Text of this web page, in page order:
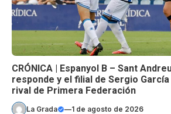
CRÓNICA | Espanyol B – Sant
responde y el filial de Sergio
rival de Primera Federación
La Grada —1 de agosto de 2026